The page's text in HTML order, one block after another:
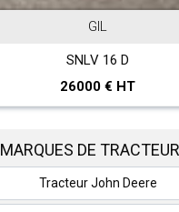
JOHN DEERE
T 560 Hillmaster
297000 € HT
MARQUES DE
Tracteur John Deere